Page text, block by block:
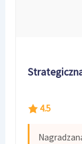
4.5